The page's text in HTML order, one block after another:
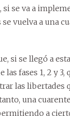
si se va a
se vuelva a una
si se llegó a
fases 1, 2 y 3,
las libertades
una
a